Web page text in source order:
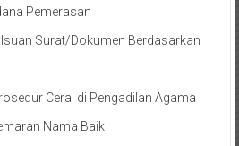
Pemerasan
Surat/Dokumen Berdasarkan
Cerai di Pengadilan Agama
Nama Baik